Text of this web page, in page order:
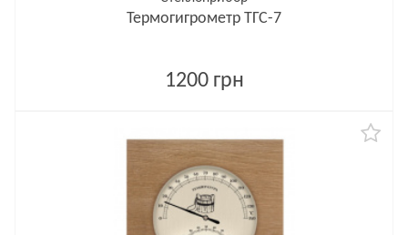
Термогигрометр ТГС-7
1200 грн